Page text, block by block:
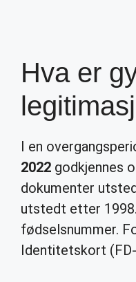
Hva er
I en
2022 godkjennes
dokumenter
utstedt etter
fødselsnummer.
Identitetskort